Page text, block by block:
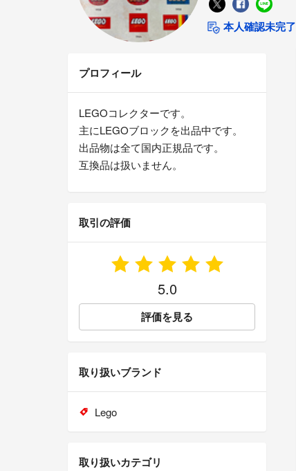
本人確認未完了
プロフィール
LEGOコレクターです。
主にLEGOブロックを出品中です。
出品物は全て国内正規品です。
互換品は扱いません。
取引の評価
5.0
評価を見る
取り扱いブランド
Lego
取り扱いカテゴリ